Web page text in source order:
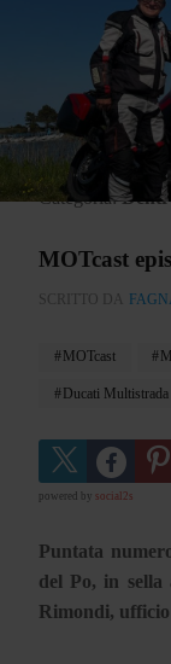
Categoria:
MOTcast
SCRITTO DA
MOTcast
Ducati Multistrada
powered by social2s
Puntata
del Po, in
Rimondi,